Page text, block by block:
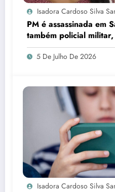
Isadora Cardoso Silva
PM é assassinada em
também policial
crime
5 De Julho De 2026
Isadora Cardoso Silva